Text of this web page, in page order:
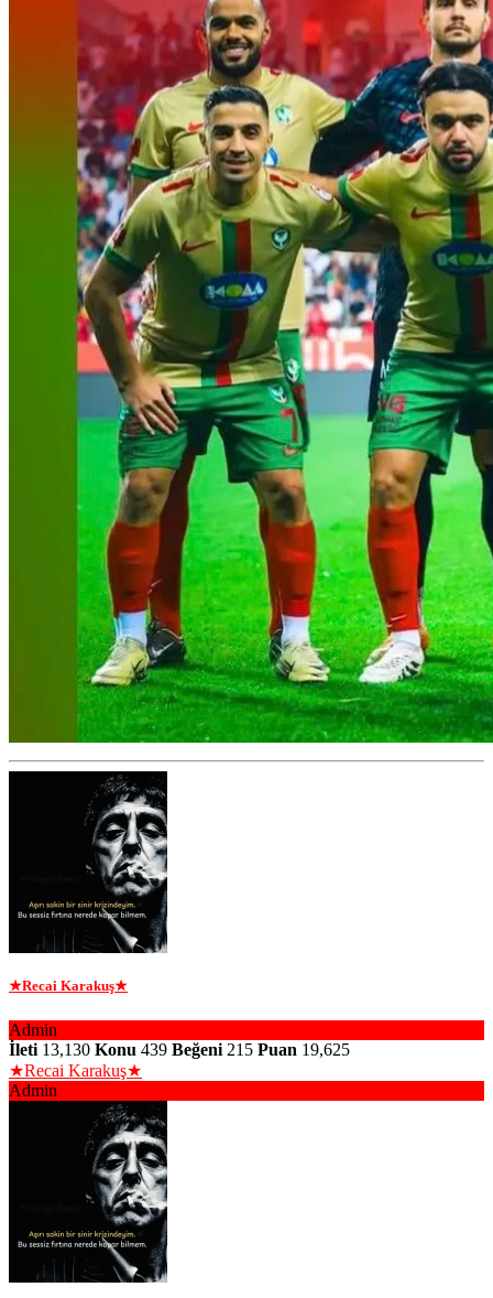
★Recai Karakuş★
Admin
İleti 13,130 Konu 439 Beğeni 215 Puan 19,625
★Recai Karakuş★
Admin